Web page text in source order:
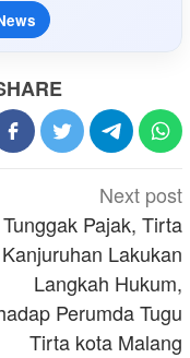
Next post
Tunggak Pajak, Tirta
Kanjuruhan Lakukan
Langkah Hukum,
Perumda Tugu
Tirta kota Malang